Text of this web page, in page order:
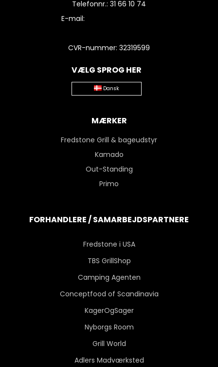
Telefonnr.: 31 66 10 74
E-mail:
CVR-nummer: 32319599
VÆLG SPROG HER
Dansk
MÆRKER
Fredstone Grill & bageudstyr
Kamado
Out-Standing
Primo
FORHANDLERE / SAMARBEJDSPARTNERE
Fredstone i USA
TBS GrillShop
Camping Agenten
Conceptfood of Scandinavia
KagerOgSager
Nyborgs Room
Grill World
Adlers Madværksted